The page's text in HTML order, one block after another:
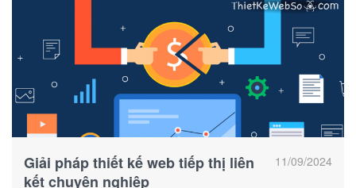
11/09/2024
Giải pháp thiết kế web tiếp thị liên
kết chuyên nghiệp